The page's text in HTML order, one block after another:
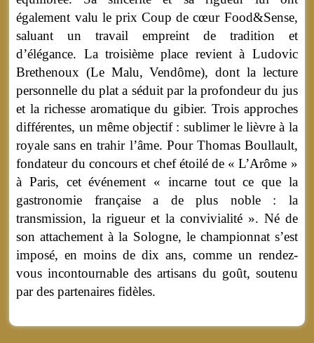
également valu le prix Coup de cœur Food&Sense,
saluant un travail empreint de tradition et
d’élégance. La troisième place revient à Ludovic
Brethenoux (Le Malu, Vendôme), dont la lecture
personnelle du plat a séduit par la profondeur du jus
et la richesse aromatique du gibier. Trois approches
différentes, un même objectif : sublimer le lièvre à la
royale sans en trahir l’âme. Pour Thomas Boullault,
fondateur du concours et chef étoilé de « L’Arôme »
à Paris, cet événement « incarne tout ce que la
gastronomie française a de plus noble : la
transmission, la rigueur et la convivialité ». Né de
son attachement à la Sologne, le championnat s’est
imposé, en moins de dix ans, comme un rendez-
vous incontournable des artisans du goût, soutenu
par des partenaires fidèles.